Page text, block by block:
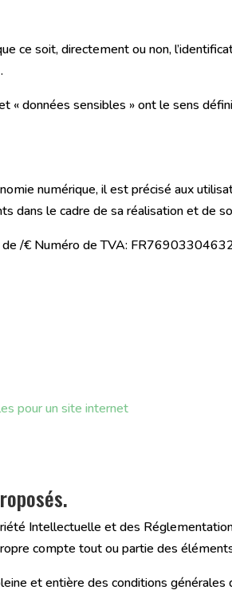
ce soit, directement ou non,
« données sensibles » ont le sens
numérique, il est précisé aux
dans le cadre de sa réalisation et de
/€ Numéro de TVA:
pour un site internet
Intellectuelle et des
compte tout ou partie des
et entière des conditions générales